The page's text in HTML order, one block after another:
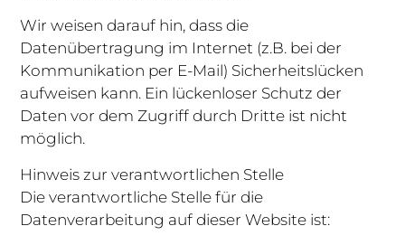
Wir weisen darauf hin, dass die
Datenübertragung im Internet (z.B. bei der
Kommunikation per E-Mail) Sicherheitslücken
aufweisen kann. Ein lückenloser Schutz der
Daten vor dem Zugriff durch Dritte ist nicht
möglich.
Hinweis zur verantwortlichen Stelle
Die verantwortliche Stelle für die
Datenverarbeitung auf dieser Website ist: